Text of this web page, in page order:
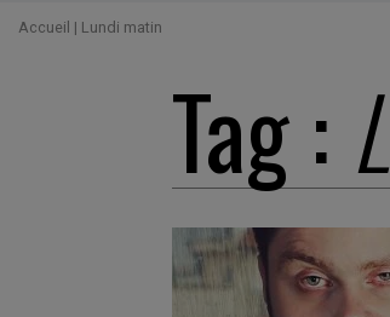
Accueil | Lundi matin
Tag :